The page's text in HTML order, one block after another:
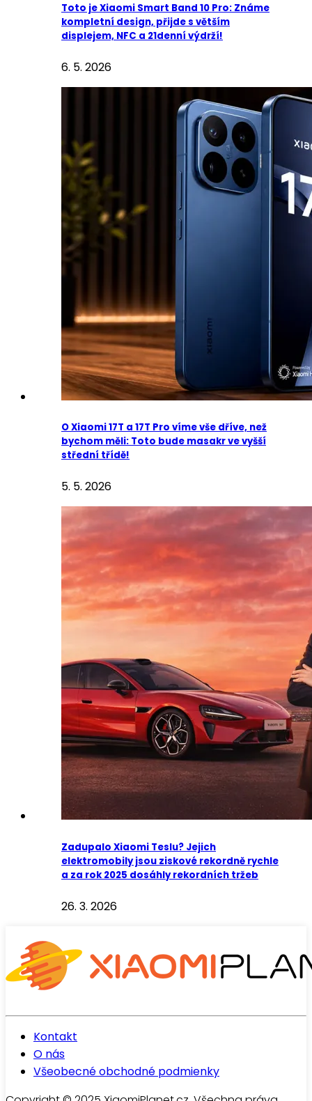
Toto je Xiaomi Smart Band 10 Pro: Známe
kompletní design, přijde s větším
displejem, NFC a 21denní výdrží!
6. 5. 2026
O Xiaomi 17T a 17T Pro víme vše dříve, než
bychom měli: Toto bude masakr ve vyšší
střední třídě!
5. 5. 2026
Zadupalo Xiaomi Teslu? Jejich
elektromobily jsou ziskové rekordně rychle
a za rok 2025 dosáhly rekordních tržeb
26. 3. 2026
Kontakt
O nás
Všeobecné obchodné podmienky